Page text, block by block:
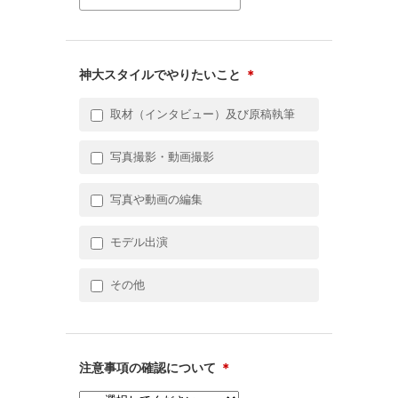
神大スタイルでやりたいこと ＊
取材（インタビュー）及び原稿執筆
写真撮影・動画撮影
写真や動画の編集
モデル出演
その他
注意事項の確認について ＊